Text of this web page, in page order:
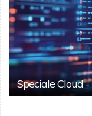
Speciale Cloud